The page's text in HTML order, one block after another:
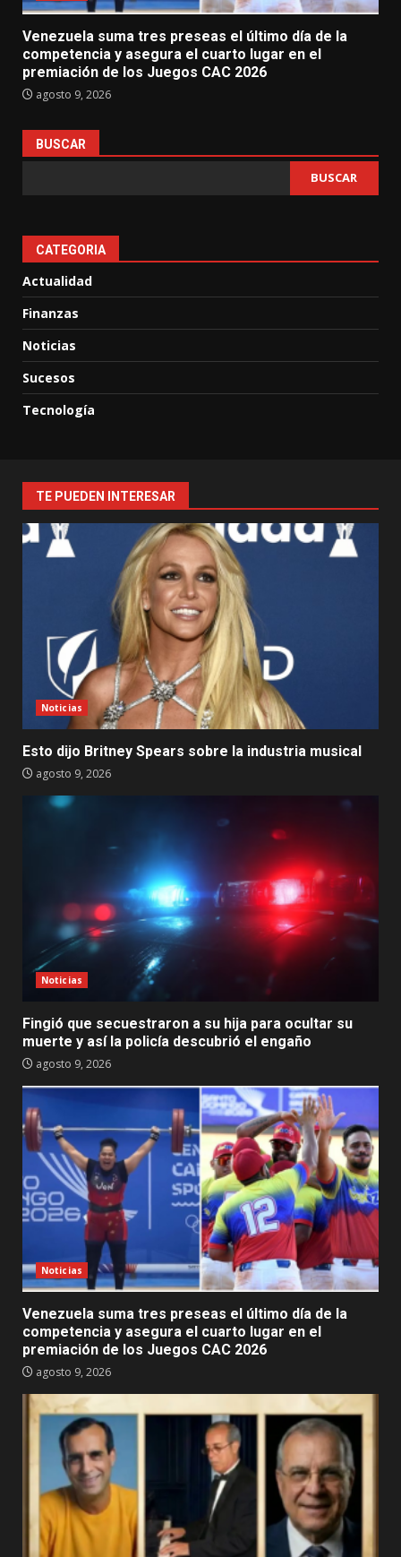
Venezuela suma tres preseas el último día de la
competencia y asegura el cuarto lugar en el
premiación de los Juegos CAC 2026
agosto 9, 2026
BUSCAR
BUSCAR
CATEGORIA
Actualidad
Finanzas
Noticias
Sucesos
Tecnología
TE PUEDEN INTERESAR
Noticias
Esto dijo Britney Spears sobre la industria musical
agosto 9, 2026
Noticias
Fingió que secuestraron a su hija para ocultar su
muerte y así la policía descubrió el engaño
agosto 9, 2026
Noticias
Venezuela suma tres preseas el último día de la
competencia y asegura el cuarto lugar en el
premiación de los Juegos CAC 2026
agosto 9, 2026